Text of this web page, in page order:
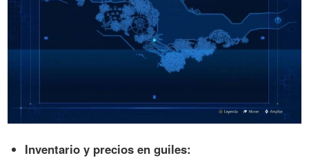
Inventario y precios en guiles: